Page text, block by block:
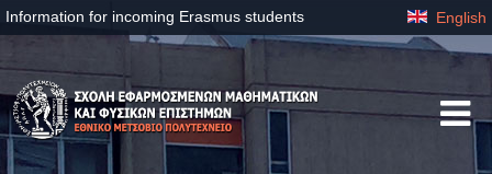
Information for incoming Erasmus students English